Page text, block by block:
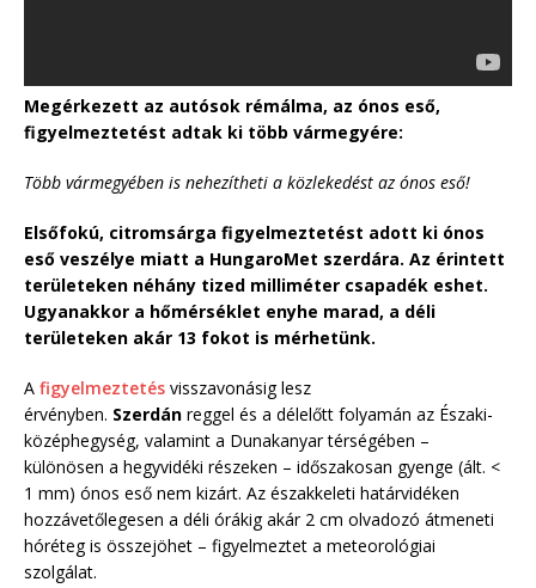
Megérkezett az autósok rémálma, az ónos eső,
figyelmeztetést adtak ki több vármegyére:
Több vármegyében is nehezítheti a közlekedést az ónos eső!
Elsőfokú, citromsárga figyelmeztetést adott ki ónos
eső veszélye miatt a HungaroMet szerdára. Az érintett
területeken néhány tized milliméter csapadék eshet.
Ugyanakkor a hőmérséklet enyhe marad, a déli
területeken akár 13 fokot is mérhetünk.
A figyelmeztetés visszavonásig lesz
érvényben. Szerdán reggel és a délelőtt folyamán az Északi-
középhegység, valamint a Dunakanyar térségében –
különösen a hegyvidéki részeken – időszakosan gyenge (ált. <
1 mm) ónos eső nem kizárt. Az északkeleti határvidéken
hozzávetőlegesen a déli órákig akár 2 cm olvadozó átmeneti
hóréteg is összejöhet – figyelmeztet a meteorológiai
szolgálat.